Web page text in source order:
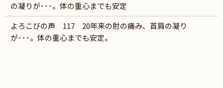
の凝りが･･･。体の重心までも安定
よろこびの声 117 20年来の肘の痛み、首肩の凝り
が･･･。体の重心までも安定。